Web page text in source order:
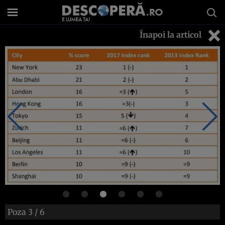
Înapoi la articol
Poza 3 / 6